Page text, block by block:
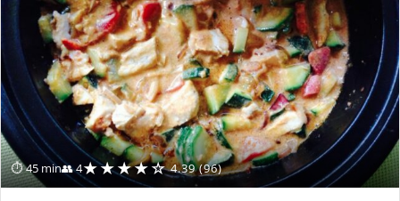
⏱ 45 min👥 4★★★★☆ 4.39 (96)